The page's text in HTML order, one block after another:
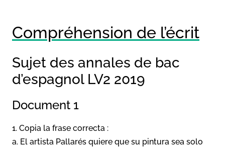
Compréhension de l’écrit
Sujet des annales de bac
d’espagnol LV2 2019
Document 1
1. Copia la frase correcta :
a. El artista Pallarés quiere que su pintura sea solo